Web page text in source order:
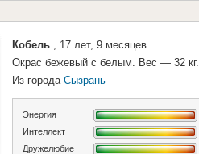
Кобель , 17 лет, 9 месяцев
Окрас бежевый с белым. Вес — 32 кг.
Из городаСызрань
Энергия
Интеллект
Дружелюбие